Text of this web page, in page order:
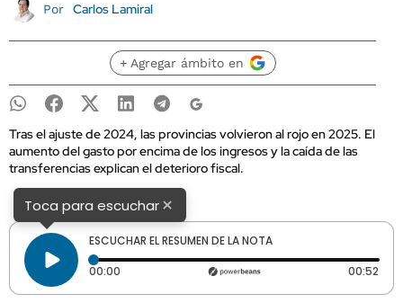
Por Carlos Lamiral
+ Agregar ámbito en
Tras el ajuste de 2024, las provincias volvieron al rojo en 2025. El
aumento del gasto por encima de los ingresos y la caída de las
transferencias explican el deterioro fiscal.
Toca para escuchar×
ESCUCHAR EL RESUMEN DE LA NOTA
00:00 Tiempo transcurrido: 0 segundos 00:52